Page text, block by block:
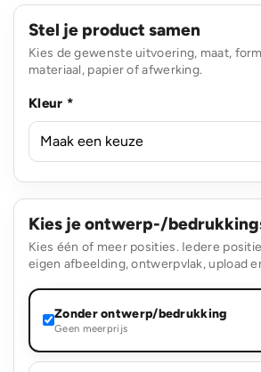
Stel je product samen
Kies de gewenste uitvoering, maat,
materiaal, papier of afwerking.
Kleur *
Kies je ontwerp-/
Kies één of meer posities. Iedere
eigen afbeelding, ontwerpvlak, upload
Zonder ontwerp/bedrukking
Geen meerprijs